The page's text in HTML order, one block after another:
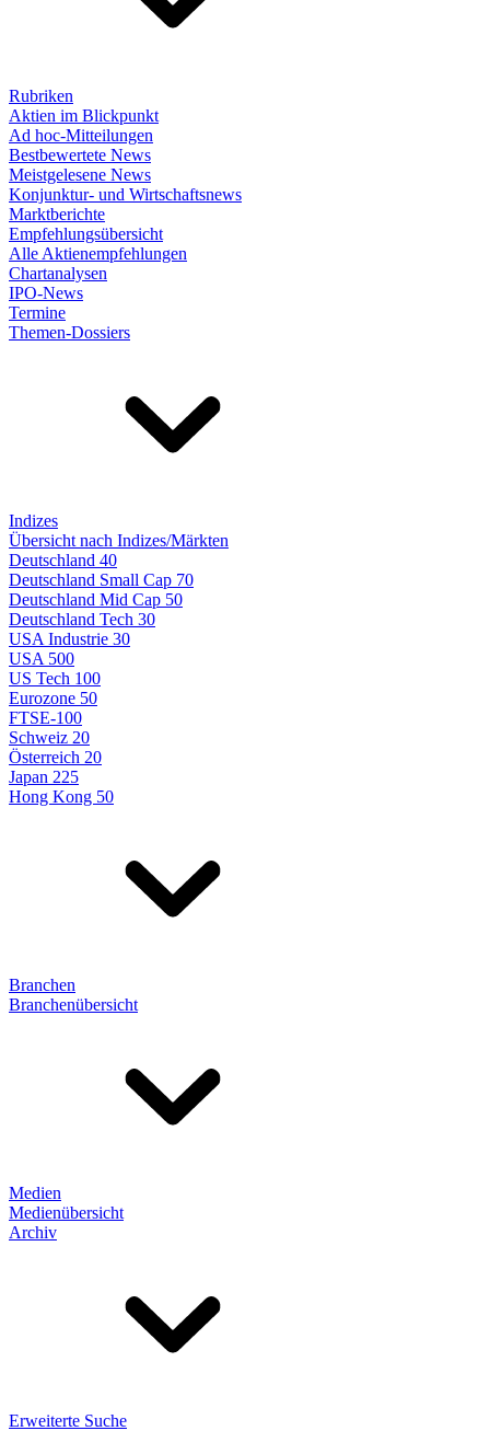
Rubriken
Aktien im Blickpunkt
Ad hoc-Mitteilungen
Bestbewertete News
Meistgelesene News
Konjunktur- und Wirtschaftsnews
Marktberichte
Empfehlungsübersicht
Alle Aktienempfehlungen
Chartanalysen
IPO-News
Termine
Themen-Dossiers
Indizes
Übersicht nach Indizes/Märkten
Deutschland 40
Deutschland Small Cap 70
Deutschland Mid Cap 50
Deutschland Tech 30
USA Industrie 30
USA 500
US Tech 100
Eurozone 50
FTSE-100
Schweiz 20
Österreich 20
Japan 225
Hong Kong 50
Branchen
Branchenübersicht
Medien
Medienübersicht
Archiv
Erweiterte Suche